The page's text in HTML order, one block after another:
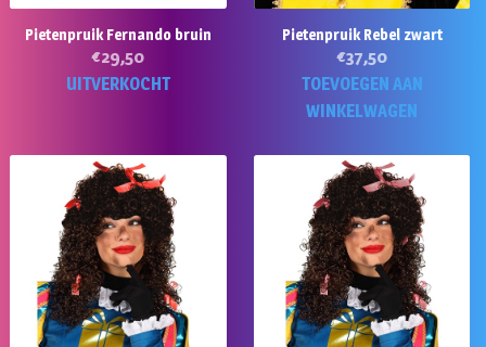
Pietenpruik Fernando bruin
€29,50
UITVERKOCHT
Pietenpruik Rebel zwart
€37,50
TOEVOEGEN AAN
WINKELWAGEN